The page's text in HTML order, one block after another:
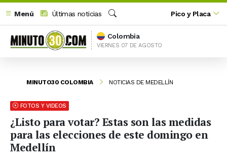
Menú
Últimas noticias
Buscar
Pico y Placa
Colombia
VIERNES 07 DE AGOSTO
MINUTO30 COLOMBIA NOTICIAS DE MEDELLÍN
FOTOS Y VIDEOS
¿Listo para votar? Estas son las medidas
para las elecciones de este domingo en
Medellín